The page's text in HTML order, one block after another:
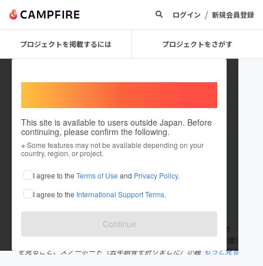
ログイン / 新規会員登録
プロジェクトを掲載するには プロジェクトをさがす
This site is available to users outside Japan. Before
continuing, please confirm the following.
※ Some features may not be available depending on your
country, region, or project.
I agree to the Terms of Use and Privacy Policy.
I agree to the International Support Terms.
Continue
Azuma Soratomo
これまでに1件のプロジェクトを投稿しています
在住国：日本 現在地：千葉県
出身国：日本 出身地：千葉県
平成9年生まれ 千葉県出身 日大生産工学部土木工学科 4年生の
「東 天友」です。 音楽（邦ロック）を聴くこと、映画（週5本程度）
を見ること、スノーボード（去年鎖骨を折りました）が趣 もっと見る